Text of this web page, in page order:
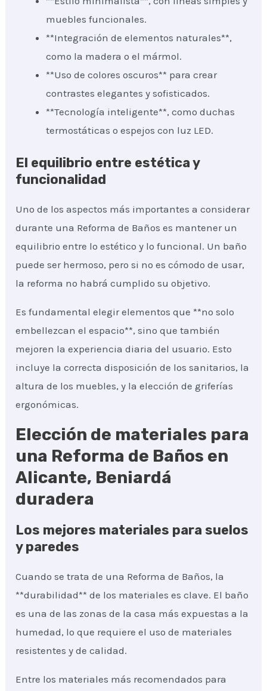
muebles funcionales.
**Integración de elementos naturales**,
como la madera o el mármol.
**Uso de colores oscuros** para crear
contrastes elegantes y sofisticados.
**Tecnología inteligente**, como duchas
termostáticas o espejos con luz LED.
El equilibrio entre estética y
funcionalidad
Uno de los aspectos más importantes a considerar
durante una Reforma de Baños es mantener un
equilibrio entre lo estético y lo funcional. Un baño
puede ser hermoso, pero si no es cómodo de usar,
la reforma no habrá cumplido su objetivo.
Es fundamental elegir elementos que **no solo
embellezcan el espacio**, sino que también
mejoren la experiencia diaria del usuario. Esto
incluye la correcta disposición de los sanitarios, la
altura de los muebles, y la elección de griferías
ergonómicas.
Elección de materiales para
una Reforma de Baños en
Alicante, Beniardá
duradera
Los mejores materiales para suelos
y paredes
Cuando se trata de una Reforma de Baños, la
**durabilidad** de los materiales es clave. El baño
es una de las zonas de la casa más expuestas a la
humedad, lo que requiere el uso de materiales
resistentes y de calidad.
Entre los materiales más recomendados para